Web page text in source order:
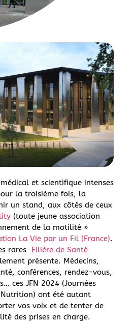
et scientifique intenses
la troisième fois, la
un stand, aux côtés de ceux
(toute jeune association
de la motilité »
La Vie par un Fil (France).
rares Filière de Santé
présente. Médecins,
conférences, rendez-vous,
ces JFN 2024 (Journées
Nutrition) ont été autant
vos voix et de tenter de
des prises en charge.